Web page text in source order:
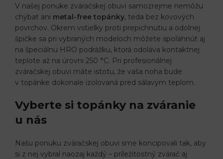
V našej ponuke zváračskej obuvi samozrejme nemôžu
chýbať ani metal-free topánky, teda bez kovových
povrchov. Okrem vstielky proti prepichnutiu a odolnej
špičke sa pri vybraných modeloch môžete spoľahnúť aj
na špeciálnu HRO podrážku, ktorá odoláva kontaktnej
teplote až na úrovni 250 °C. Pri profesionálnej
zváračskej obuvi máte istotu, že vaša noha bude
v topánke dokonale izolovaná pred sálavým teplom.
Vyberte si topánky na zváranie
u nás
Našu ponuku zváračskej obuvi sme koncipovali tak, aby
si z nej vybral naozaj každý – príležitostný zvárač aj